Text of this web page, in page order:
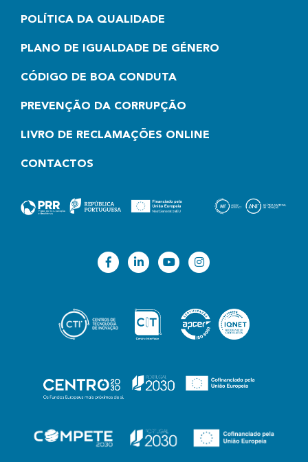
POLÍTICA DA QUALIDADE
PLANO DE IGUALDADE DE GÉNERO
CÓDIGO DE BOA CONDUTA
PREVENÇÃO DA CORRUPÇÃO
LIVRO DE RECLAMAÇÕES ONLINE
CONTACTOS